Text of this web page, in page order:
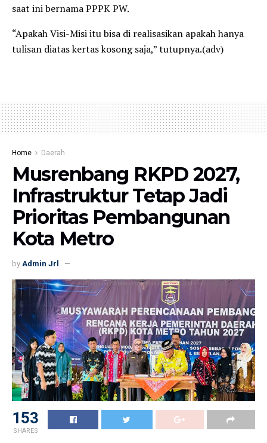
saat ini bernama PPPK PW.
“Apakah Visi-Misi itu bisa di realisasikan apakah hanya
tulisan diatas kertas kosong saja,” tutupnya.(adv)
Home Daerah
Musrenbang RKPD 2027,
Infrastruktur Tetap Jadi
Prioritas Pembangunan
Kota Metro
by Admin Jrl
153
SHARES